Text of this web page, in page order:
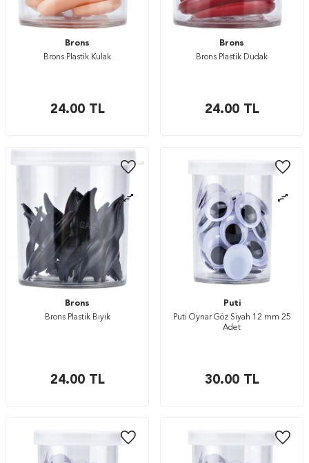
Brons
Brons Plastik Kulak
24.00TL
Brons
Brons Plastik Dudak
24.00TL
Brons
Brons Plastik Bıyık
24.00TL
Puti
Puti Oynar Göz Siyah 12 mm 25
Adet
30.00TL